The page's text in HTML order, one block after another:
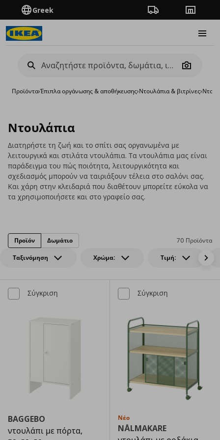
Greek Πορεία παραγγελίας
Camera
Προϊόντα›Έπιπλα οργάνωσης & αποθήκευσης›Ντουλάπια & βιτρίνες›
Ντουλάπια
Διατηρήστε τη ζωή και το σπίτι σας οργανωμένα με
λειτουργικά και στιλάτα ντουλάπια. Τα ντουλάπια μας είναι
παράδειγμα του πώς ποιότητα, λειτουργικότητα και
σχεδιασμός μπορούν να ταιριάξουν τέλεια στο σαλόνι σας.
Και χάρη στην κλειδαριά που διαθέτουν μπορείτε εύκολα να
τα χρησιμοποιήσετε και στο γραφείο σας.
Ταξινόμηση Χρώμα: Τιμή:
70 Προϊόντα
Προϊόν Δωμάτιο
Σύγκριση
BAGGEBO
ντουλάπι με πόρτα,
Σύγκριση
Νέο
NÅLMAKARE